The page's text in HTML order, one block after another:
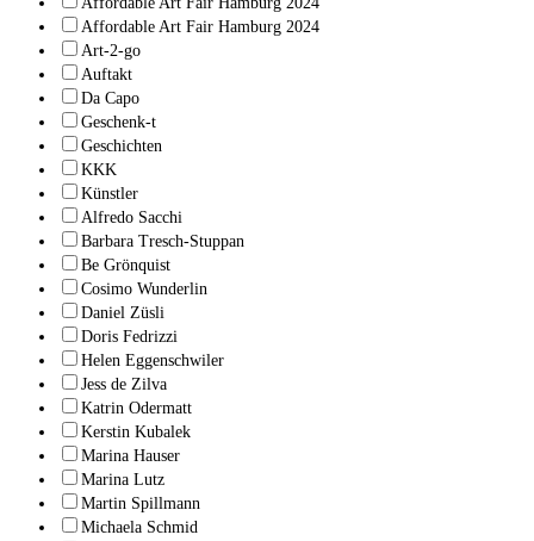
Affordable Art Fair Hamburg 2024
Art-2-go
Auftakt
Da Capo
Geschenk-t
Geschichten
KKK
Künstler
Alfredo Sacchi
Barbara Tresch-Stuppan
Be Grönquist
Cosimo Wunderlin
Daniel Züsli
Doris Fedrizzi
Helen Eggenschwiler
Jess de Zilva
Katrin Odermatt
Kerstin Kubalek
Marina Hauser
Marina Lutz
Martin Spillmann
Michaela Schmid